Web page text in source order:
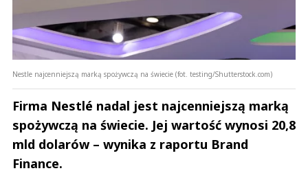
Nestle najcenniejszą marką spożywczą na świecie (fot. testing/Shutterstock.com)
Firma Nestlé nadal jest najcenniejszą marką
spożywczą na świecie. Jej wartość wynosi 20,8
mld dolarów – wynika z raportu Brand
Finance.